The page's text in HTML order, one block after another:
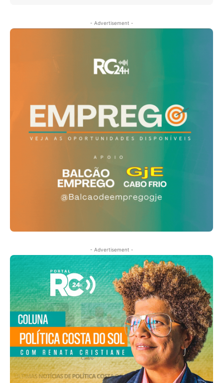
- Advertisement -
- Advertisement -